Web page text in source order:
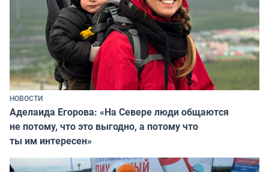
НОВОСТИ
Аделаида Егорова: «На Севере люди общаются
не потому, что это выгодно, а потому что
ты им интересен»